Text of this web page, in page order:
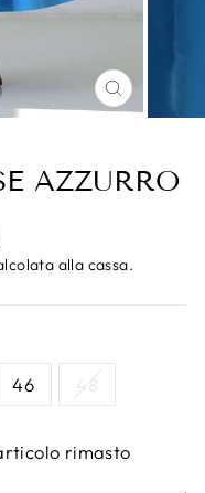
CHIUDI
(ESC)
AZZURRO
alla cassa.
46 48
rimasto